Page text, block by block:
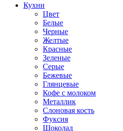
Кухни
Цвет
Белые
Черные
Желтые
Красные
Зеленые
Серые
Бежевые
Глянцевые
Кофе с молоком
Металлик
Слоновая кость
Фуксия
Шоколад